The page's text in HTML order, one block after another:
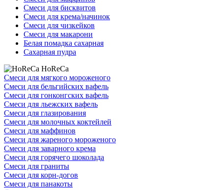
Смеси для бисквитов
Смеси для крема/начинок
Смеси для чизкейков
Смеси для макарони
Белая помадка сахарная
Сахарная пудра
HoReCa
Смеси для мягкого мороженого
Смеси для бельгийских вафель
Смеси для гонконгских вафель
Смеси для льежских вафель
Смеси для глазирования
Смеси для молочных коктейлей
Смеси для маффинов
Смеси для жареного мороженого
Смеси для заварного крема
Смеси для горячего шоколада
Смеси для граниты
Смеси для корн-догов
Смеси для панакоты